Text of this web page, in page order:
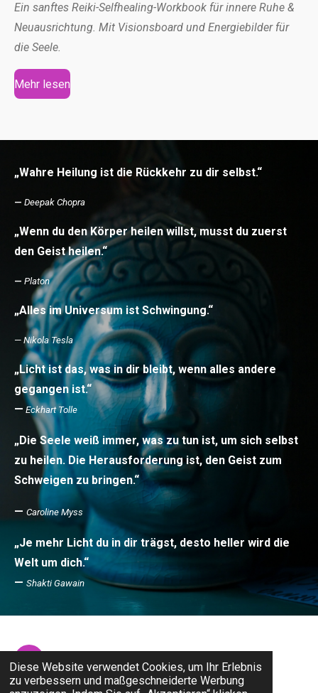
Diese Website verwendet Cookies, um Ihr Erlebnis
zu verbessern und maßgeschneiderte Werbung
Ein sanftes Reiki-Selfhealing-Workbook für innere Ruhe &
Neuausrichtung. Mit Visionsboard und Energiebilder für
die Seele.
Mehr lesen
„Wahre Heilung ist die Rückkehr zu dir selbst.“
— Deepak Chopra
„Wenn du den Körper heilen willst, musst du zuerst
den Geist heilen.“
— Platon
„Alles im Universum ist Schwingung.“
— Nikola Tesla
„Licht ist das, was in dir bleibt, wenn alles andere
gegangen ist.“
— Eckhart Tolle
„Die Seele weiß immer, was zu tun ist, um sich selbst
zu heilen. Die Herausforderung ist, den Geist zum
Schweigen zu bringen.“
— Caroline Myss
„Je mehr Licht du in dir trägst, desto heller wird die
Welt um dich.“
— Shakti Gawain
I
n